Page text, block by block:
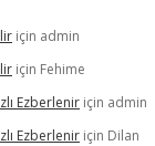
için admin
için Fehime
Ezberlenir için admin
Ezberlenir için Dilan